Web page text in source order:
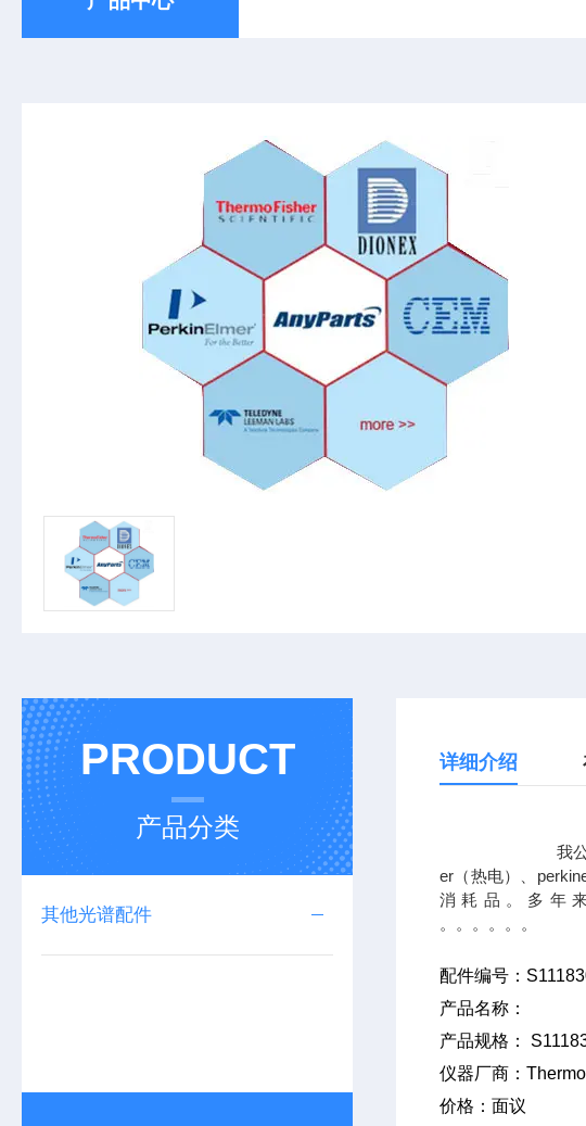
PRODUCT
产品分类
其他光谱配件
详细介绍
我公司专业提供
er（热电）、
消耗品。多年
。
配件编号：
产品名称：
产品规格：
仪器厂商：
价格：面议